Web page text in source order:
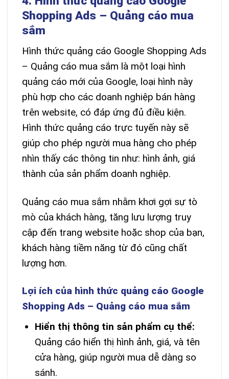
Shopping Ads – Quảng cáo mua
sắm
Hình thức quảng cáo Google Shopping Ads
– Quảng cáo mua sắm là một loại hình
quảng cáo mới của Google, loại hình này
phù hợp cho các doanh nghiệp bán hàng
trên website, có đáp ứng đủ điều kiện.
Hình thức quảng cáo trực tuyến này sẽ
giúp cho phép người mua hàng cho phép
nhìn thấy các thông tin như: hình ảnh, giá
thành của sản phẩm doanh nghiệp.
Quảng cáo mua sắm nhằm khơi gợi sự tò
mò của khách hàng, tăng lưu lượng truy
cập đến trang website hoặc shop của bạn,
khách hàng tiềm năng từ đó cũng chất
lượng hơn.
Lợi ích của hình thức quảng cáo Google
Shopping Ads – Quảng cáo mua sắm
Hiển thị thông tin sản phẩm cụ thể:
Quảng cáo hiển thị hình ảnh, giá, và tên
cửa hàng, giúp người mua dễ dàng so
sánh.